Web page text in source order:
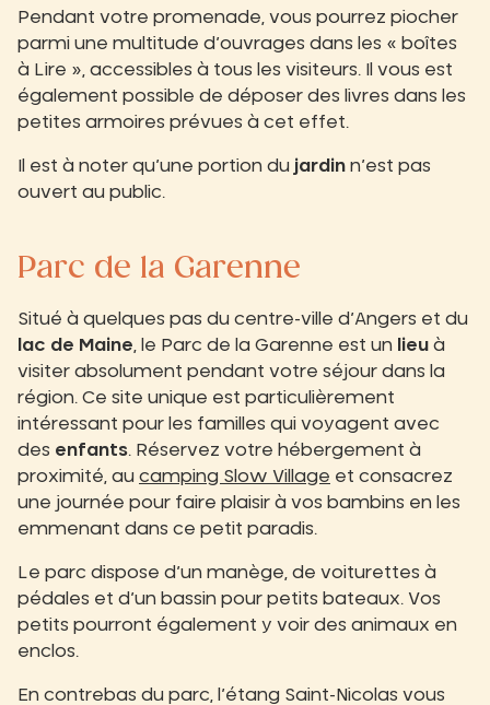
Pendant votre promenade, vous pourrez piocher
parmi une multitude d’ouvrages dans les « boîtes
à Lire », accessibles à tous les visiteurs. Il vous est
également possible de déposer des livres dans les
petites armoires prévues à cet effet.
Il est à noter qu’une portion du jardin n’est pas
ouvert au public.
Parc de la Garenne
Situé à quelques pas du centre-ville d’Angers et du
lac de Maine , le Parc de la Garenne est un lieu à
visiter absolument pendant votre séjour dans la
région. Ce site unique est particulièrement
intéressant pour les familles qui voyagent avec
des enfants. Réservez votre hébergement à
proximité, au camping Slow Village et consacrez
une journée pour faire plaisir à vos bambins en les
emmenant dans ce petit paradis.
Le parc dispose d’un manège, de voiturettes à
pédales et d’un bassin pour petits bateaux. Vos
petits pourront également y voir des animaux en
enclos.
En contrebas du parc, l’étang Saint-Nicolas vous